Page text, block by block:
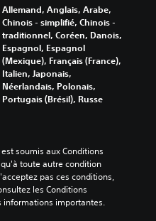
Allemand, Anglais, Arabe,
Chinois - simplifié, Chinois -
traditionnel, Coréen, Danois,
Espagnol, Espagnol
(Mexique), Français (France),
Italien, Japonais,
Néerlandais, Polonais,
Portugais (Brésil), Russe
soumis aux Conditions
toute autre condition
pas ces conditions,
les Conditions
importantes.